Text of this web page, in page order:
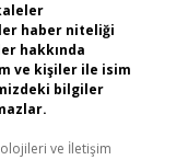
haber niteliği
hakkında
ve kişiler ile isim
bilgiler
ve İletişim